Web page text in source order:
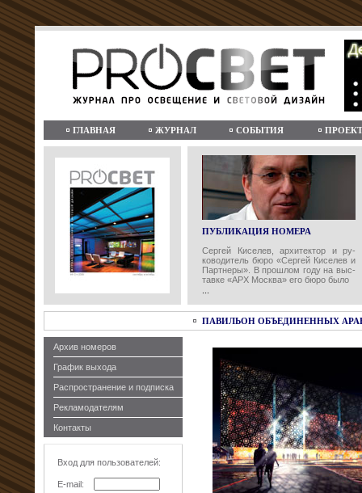
ГЛАВНАЯ ЖУРНАЛ СОБЫТИЯ
ПУБЛИКАЦИЯ НОМЕРА
Сергей Киселев, архитектор и ру-
ководитель бюро «Сергей Киселев и
Партнеры». В прошлом году на выс-
тавке «АРХ Москва» его бюро было
...
ПАВИЛЬОН ОБЪЕДИНЕННЫХ
Архив номеров
График выхода
Распространение и подписка
Рекламодателям
Контакты
Вход для пользователей:
E-mail: